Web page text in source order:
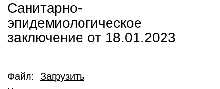
Санитарно-
эпидемиологическое
заключение от 18.01.2023
Файл: Загрузить